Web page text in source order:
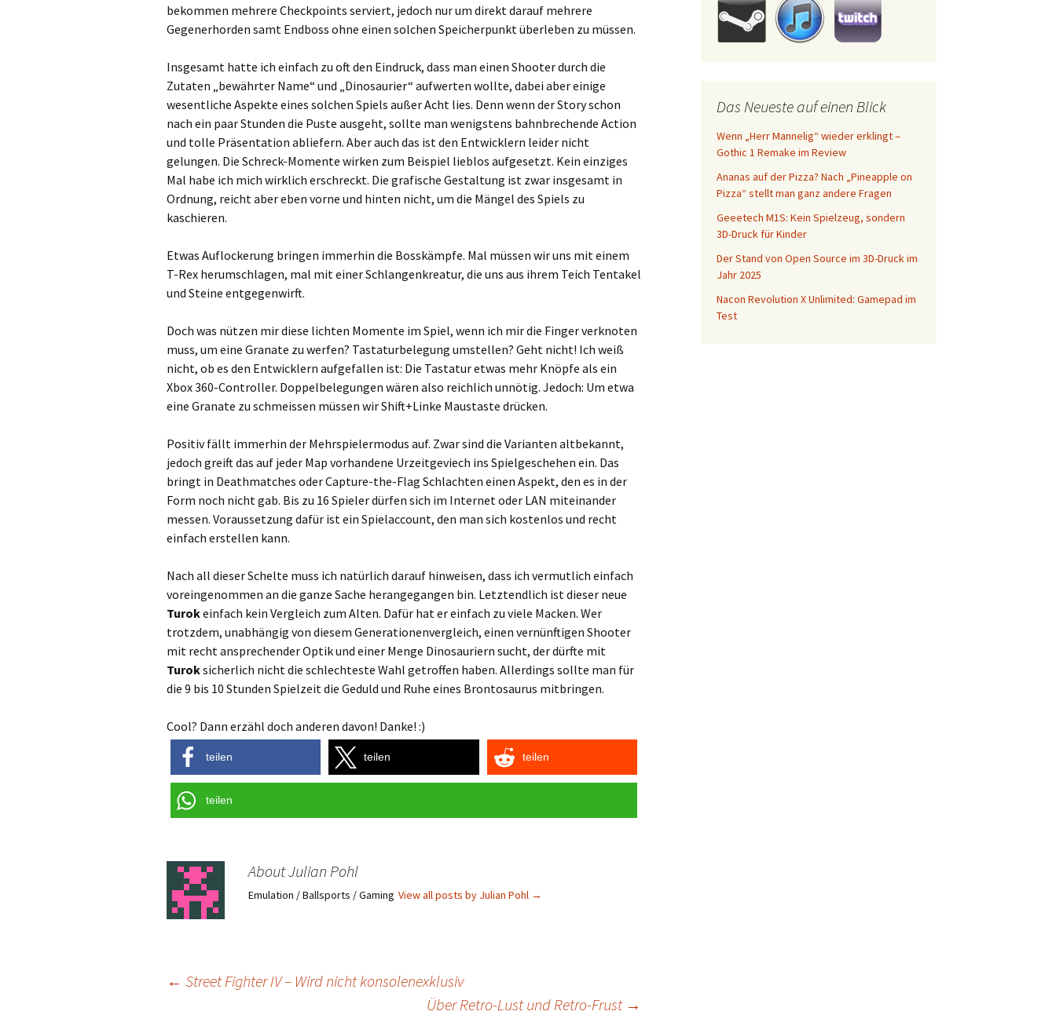
bekommen mehrere Checkpoints serviert, jedoch nur um direkt darauf mehrere
Gegenerhorden samt Endboss ohne einen solchen Speicherpunkt überleben zu müssen.
Insgesamt hatte ich einfach zu oft den Eindruck, dass man einen Shooter durch die
Zutaten „bewährter Name“ und „Dinosaurier“ aufwerten wollte, dabei aber einige
wesentliche Aspekte eines solchen Spiels außer Acht lies. Denn wenn der Story schon
nach ein paar Stunden die Puste ausgeht, sollte man wenigstens bahnbrechende Action
und tolle Präsentation abliefern. Aber auch das ist den Entwicklern leider nicht
gelungen. Die Schreck-Momente wirken zum Beispiel lieblos aufgesetzt. Kein einziges
Mal habe ich mich wirklich erschreckt. Die grafische Gestaltung ist zwar insgesamt in
Ordnung, reicht aber eben vorne und hinten nicht, um die Mängel des Spiels zu
kaschieren.
Etwas Auflockerung bringen immerhin die Bosskämpfe. Mal müssen wir uns mit einem
T-Rex herumschlagen, mal mit einer Schlangenkreatur, die uns aus ihrem Teich Tentakel
und Steine entgegenwirft.
Doch was nützen mir diese lichten Momente im Spiel, wenn ich mir die Finger verknoten
muss, um eine Granate zu werfen? Tastaturbelegung umstellen? Geht nicht! Ich weiß
nicht, ob es den Entwicklern aufgefallen ist: Die Tastatur etwas mehr Knöpfe als ein
Xbox 360-Controller. Doppelbelegungen wären also reichlich unnötig. Jedoch: Um etwa
eine Granate zu schmeissen müssen wir Shift+Linke Maustaste drücken.
Positiv fällt immerhin der Mehrspielermodus auf. Zwar sind die Varianten altbekannt,
jedoch greift das auf jeder Map vorhandene Urzeitgeviech ins Spielgeschehen ein. Das
bringt in Deathmatches oder Capture-the-Flag Schlachten einen Aspekt, den es in der
Form noch nicht gab. Bis zu 16 Spieler dürfen sich im Internet oder LAN miteinander
messen. Voraussetzung dafür ist ein Spielaccount, den man sich kostenlos und recht
einfach erstellen kann.
Nach all dieser Schelte muss ich natürlich darauf hinweisen, dass ich vermutlich einfach
voreingenommen an die ganze Sache herangegangen bin. Letztendlich ist dieser neue
Turokeinfach kein Vergleich zum Alten. Dafür hat er einfach zu viele Macken. Wer
trotzdem, unabhängig von diesem Generationenvergleich, einen vernünftigen Shooter
mit recht ansprechender Optik und einer Menge Dinosauriern sucht, der dürfte mit
Turoksicherlich nicht die schlechteste Wahl getroffen haben. Allerdings sollte man für
die 9 bis 10 Stunden Spielzeit die Geduld und Ruhe eines Brontosaurus mitbringen.
Cool? Dann erzähl doch anderen davon! Danke! :)
teilen teilen teilen
teilen
About Julian Pohl
Emulation / Ballsports / Gaming View all posts by Julian Pohl →
← Street Fighter IV – Wird nicht konsolenexklusiv
Über Retro-Lust und Retro-Frust →
Das Neueste auf einen Blick
Wenn „Herr Mannelig“ wieder erklingt –
Gothic 1 Remake im Review
Ananas auf der Pizza? Nach „Pineapple on
Pizza“ stellt man ganz andere Fragen
Geeetech M1S: Kein Spielzeug, sondern
3D-Druck für Kinder
Der Stand von Open Source im 3D-Druck im
Jahr 2025
Nacon Revolution X Unlimited: Gamepad im
Test